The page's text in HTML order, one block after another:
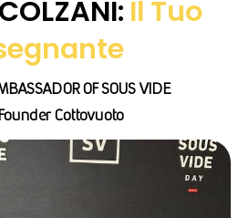
Il Tuo
OF SOUS VIDE
Cottovuoto